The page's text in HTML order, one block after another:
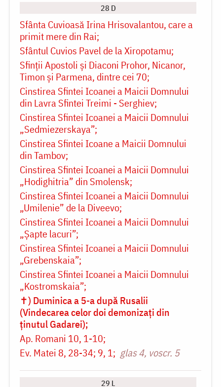
28 D
Sfânta Cuvioasă Irina Hrisovalantou, care a
primit mere din Rai
Sfântul Cuvios Pavel de la Xiropotamu
Sfinții Apostoli și Diaconi Prohor, Nicanor,
Timon și Parmena, dintre cei 70
Cinstirea Sfintei Icoanei a Maicii Domnului
din Lavra Sfintei Treimi - Serghiev
Cinstirea Sfintei Icoanei a Maicii Domnului
„Sedmiezerskaya”
Cinstirea Sfintei Icoane a Maicii Domnului
din Tambov
Cinstirea Sfintei Icoanei a Maicii Domnului
„Hodighitria” din Smolensk
Cinstirea Sfintei Icoanei a Maicii Domnului
„Umilenie” de la Diveevo
Cinstirea Sfintei Icoanei a Maicii Domnului
„Șapte lacuri”
Cinstirea Sfintei Icoanei a Maicii Domnului
„Grebenskaia”
Cinstirea Sfintei Icoanei a Maicii Domnului
„Kostromskaia”
✝) Duminica a 5-a după Rusalii
(Vindecarea celor doi demonizați din
ținutul Gadarei)
Ap. Romani 10, 1-10
Ev. Matei 8, 28-34; 9, 1
glas 4, voscr. 5
29 L